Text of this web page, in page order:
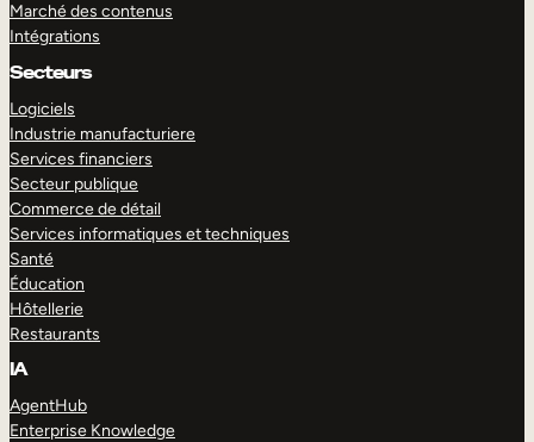
Marché des contenus
Intégrations
Secteurs
Logiciels
Industrie manufacturiere
Services financiers
Secteur publique
Commerce de détail
Services informatiques et techniques
Santé
Éducation
Hôtellerie
Restaurants
IA
AgentHub
Enterprise Knowledge